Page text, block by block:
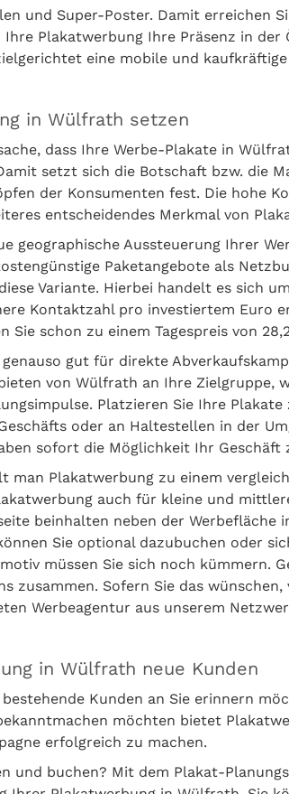
und Super-Poster. Damit erreichen
Plakatwerbung Ihre Präsenz in
eine mobile und kaufkräftige
in Wülfrath setzen
dass Ihre Werbe-Plakate in
setzt sich die Botschaft bzw. die
der Konsumenten fest. Die hohe
entscheidendes Merkmal von
geographische Aussteuerung Ihrer
Paketangebote als
Variante. Hierbei handelt es sich
Kontaktzahl pro investiertem Euro
schon zu einem Tagespreis von
gut für direkte
von Wülfrath an Ihre Zielgruppe,
Platzieren Sie Ihre Plakate
oder an Haltestellen in der
sofort die Möglichkeit Ihr Geschäft
man Plakatwerbung zu einem
auch für kleine und
beinhalten neben der Werbefläche
Sie optional dazubuchen oder
müssen Sie sich noch kümmern.
zusammen. Sofern Sie das
Werbeagentur aus unserem
in Wülfrath neue Kunden
Kunden an Sie erinnern
möchten bietet
erfolgreich zu machen.
und buchen? Mit dem Plakat-